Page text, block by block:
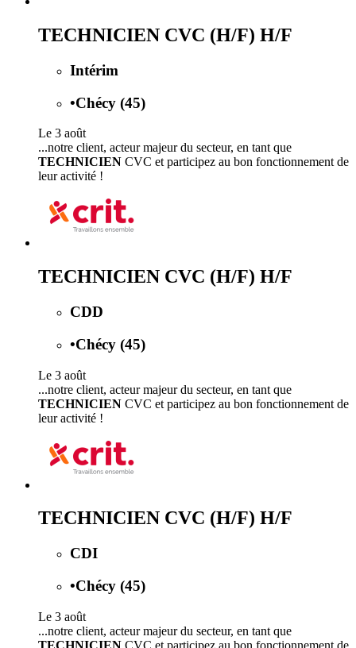
TECHNICIEN CVC (H/F) H/F
Intérim
•Chécy (45)
Le 3 août
...notre client, acteur majeur du secteur, en tant que
TECHNICIEN CVC et participez au bon fonctionnement de
leur activité !
TECHNICIEN CVC (H/F) H/F
CDD
•Chécy (45)
Le 3 août
...notre client, acteur majeur du secteur, en tant que
TECHNICIEN CVC et participez au bon fonctionnement de
leur activité !
TECHNICIEN CVC (H/F) H/F
CDI
•Chécy (45)
Le 3 août
...notre client, acteur majeur du secteur, en tant que
TECHNICIEN CVC et participez au bon fonctionnement de